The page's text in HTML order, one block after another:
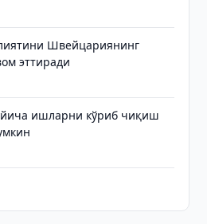
Швейцариянинг
эттиради
ишларни кўриб чиқиш